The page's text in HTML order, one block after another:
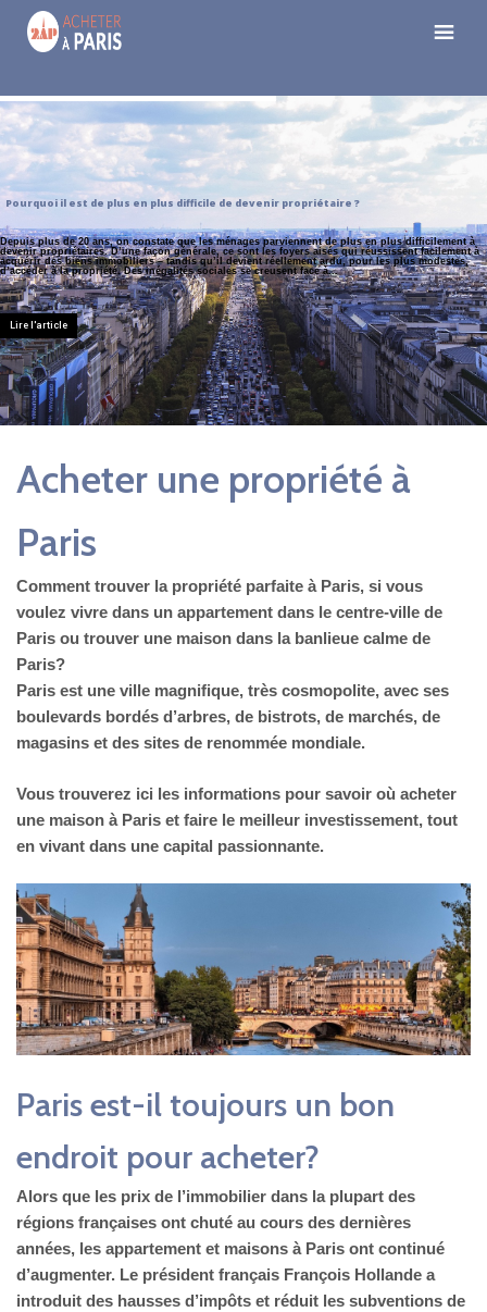
Pourquoi il est de plus en plus difficile de devenir propriétaire ?
Depuis plus de 20 ans, on constate que les ménages parviennent de plus en plus difficilement à
devenir propriétaires. D’une façon générale, ce sont les foyers aisés qui réussissent facilement à
acquérir des biens immobiliers – tandis qu’il devient réellement ardu, pour les plus modestes,
d’accéder à la propriété. Des inégalités sociales se creusent face à...
Lire l'article
Acheter une propriété à
Paris
Comment trouver la propriété parfaite à Paris, si vous
voulez vivre dans un appartement dans le centre-ville de
Paris ou trouver une maison dans la banlieue calme de
Paris?
Paris est une ville magnifique, très cosmopolite, avec ses
boulevards bordés d’arbres, de bistrots, de marchés, de
magasins et des sites de renommée mondiale.
Vous trouverez ici les informations pour savoir où acheter
une maison à Paris et faire le meilleur investissement, tout
en vivant dans une capital passionnante.
Paris est-il toujours un bon
endroit pour acheter?
Alors que les prix de l’immobilier dans la plupart des
régions françaises ont chuté au cours des dernières
années, les appartement et maisons à Paris ont continué
d’augmenter. Le président français François Hollande a
introduit des hausses d’impôts et réduit les subventions de